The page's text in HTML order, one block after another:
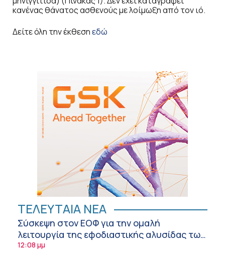
κανένας θάνατος ασθενούς με λοίμωξη από τον ιό.
Δείτε όλη την έκθεσηεδώ
ΤΕΛΕΥΤΑΙΑ ΝΕΑ
Σύσκεψη στον ΕΟΦ για την ομαλή
λειτουργία της εφοδιαστικής αλυσίδας των
φαρμάκων στη διάρκεια του καλοκαιριού
12:08 μμ